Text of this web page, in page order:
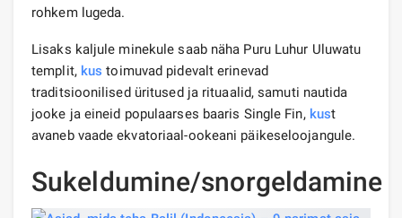
rohkem lugeda.
Lisaks kaljule minekule saab näha Puru Luhur Uluwatu
templit, kus toimuvad pidevalt erinevad
traditsioonilised üritused ja rituaalid, samuti nautida
jooke ja eineid populaarses baaris Single Fin, kust
avaneb vaade ekvatoriaal-ookeani päikeseloojangule.
Sukeldumine/snorgeldamine